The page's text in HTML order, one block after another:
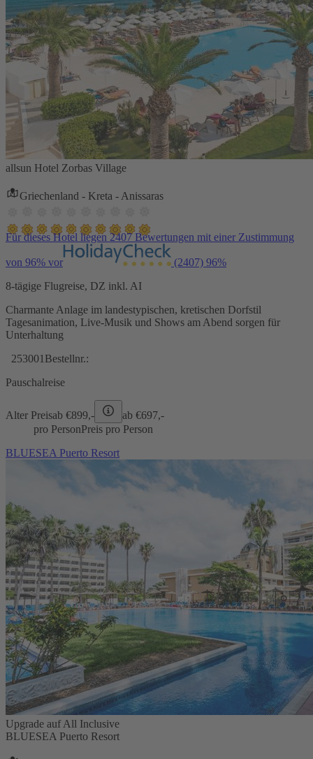
allsun Hotel Zorbas Village
Griechenland - Kreta - Anissaras
Für dieses Hotel liegen 2407 Bewertungen mit einer Zustimmung
von 96% vor (2407) 96%
8-tägige Flugreise, DZ inkl. AI
Charmante Anlage im landestypischen, kretischen Dorfstil
Tagesanimation, Live-Musik und Shows am Abend sorgen für
Unterhaltung
253001 Bestellnr.:
Pauschalreise
Alter Preisab €899,- ab €697,-
pro PersonPreis pro Person
BLUESEA Puerto Resort
Upgrade auf All Inclusive
BLUESEA Puerto Resort